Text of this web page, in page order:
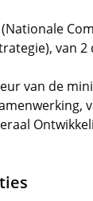
van
van de